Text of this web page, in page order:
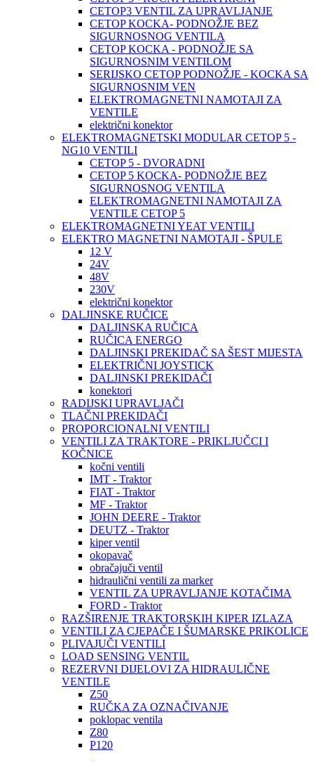
CETOP3 VENTIL ZA UPRAVLJANJE
CETOP KOCKA- PODNOŽJE BEZ
SIGURNOSNOG VENTILA
CETOP KOCKA - PODNOŽJE SA
SIGURNOSNIM VENTILOM
SERIJSKO CETOP PODNOŽJE - KOCKA SA
SIGURNOSNIM VEN
ELEKTROMAGNETNI NAMOTAJI ZA
VENTILE
električni konektor
ELEKTROMAGNETSKI MODULAR CETOP 5 -
NG10 VENTILI
CETOP 5 - DVORADNI
CETOP 5 KOCKA- PODNOŽJE BEZ
SIGURNOSNOG VENTILA
ELEKTROMAGNETNI NAMOTAJI ZA
VENTILE CETOP 5
ELEKTROMAGNETNI YEAT VENTILI
ELEKTRO MAGNETNI NAMOTAJI - ŠPULE
12 V
24V
48V
230V
električni konektor
DALJINSKE RUČICE
DALJINSKA RUČICA
RUČICA ENERGO
DALJINSKI PREKIDAČ SA ŠEST MIJESTA
ELEKTRIČNI JOYSTICK
DALJINSKI PREKIDAČI
konektori
RADIJSKI UPRAVLJAČI
TLAČNI PREKIDAČI
PROPORCIONALNI VENTILI
VENTILI ZA TRAKTORE - PRIKLJUČCI I
KOČNICE
kočni ventili
IMT - Traktor
FIAT - Traktor
MF - Traktor
JOHN DEERE - Traktor
DEUTZ - Traktor
kiper ventil
okopavač
obračajuči ventil
hidraulični ventili za marker
VENTIL ZA UPRAVLJANJE KOTAČIMA
FORD - Traktor
RAZŠIRENJE TRAKTORSKIH KIPER IZLAZA
VENTILI ZA CJEPAČE I ŠUMARSKE PRIKOLICE
PLIVAJUČI VENTILI
LOAD SENSING VENTIL
REZERVNI DIJELOVI ZA HIDRAULIČNE
VENTILE
Z50
RUČKA ZA OZNAČIVANJE
poklopac ventila
Z80
P120